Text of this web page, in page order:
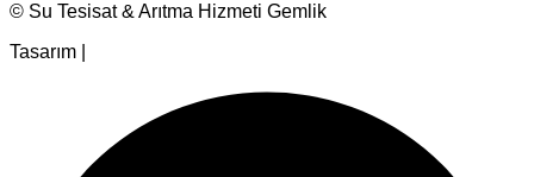
© Su Tesisat & Arıtma Hizmeti Gemlik
Tasarım |